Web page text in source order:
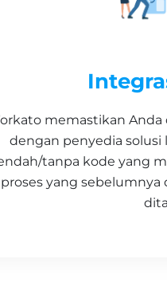
memastikan
dengan penyedia
tanpa kode yang
proses yang